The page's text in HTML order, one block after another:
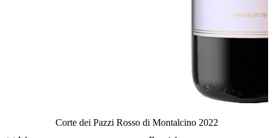
Corte dei Pazzi Rosso di Montalcino 2022